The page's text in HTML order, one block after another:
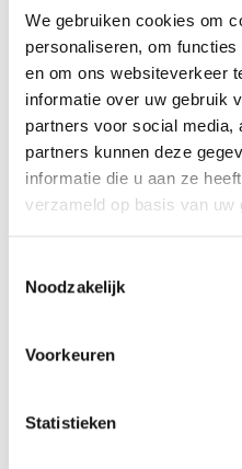
We gebruiken cookies om
personaliseren, om
en om ons websiteverkeer
informatie over uw gebruik
partners voor social media,
partners kunnen deze
informatie die u aan ze
verzameld op basis van
Noodzakelijk
Voorkeuren
Statistieken
communiquez le résumé au
– Vous préparez une structure
vous soumettez au KAM,
– Vous établissez l’offre en
client potentiel (ex.
personnel, moyens de
environnement-qualité,
horaire de prestation),
– Vous renvoyer l’offre aux
tarification, fréquences,
envoyez au client ou
défense de l’offre en
– Idéalement, vous participez
– Vous êtes responsable pour